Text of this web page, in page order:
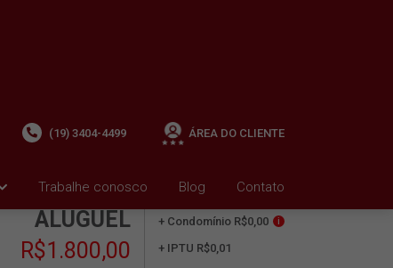
Trabalhe conosco Blog Contato
(19) 3404-4499 ÁREA DO CLIENTE
ALUGUEL
R$1.800,00
+ Condomínio R$0,00 i
+ IPTU R$0,01